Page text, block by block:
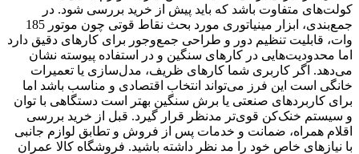
کولت‌های متفاوت باشد که باید پیش از خرید بررسی شود. در
جمع‌بندی، ابزار مینیاتوری مورد بحث نقاط قوتی چون موتور 185
وات، قابلیت تنظیم دور و طراحی جمع‌وجور برای کارهای دقیق دارد
اما محدودیت‌هایی در کارهای سنگین و در استفاده پیوسته نشان
می‌دهد. اگر کاربری شما کارهای ظریف، مدل‌سازی یا تعمیرات
خانگی است این فرز می‌تواند انتخاب اقتصادی و مناسب باشد اما
برای کاربردهای صنعتی یا برش سنگین بهتر است دستگاهی با توان
و سیستم خنک‌کن قوی‌تر مدنظر قرار گیرد. قبل از خرید بررسی
اقلام همراه، ضمانت و خدمات پس از فروش و تطابق لوازم جانبی
با نیازهای خاص خود را مد نظر داشته باشید. فروشگاه کالا عمران